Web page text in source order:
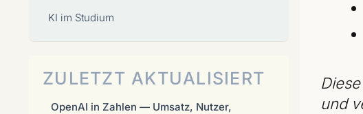
und
KI im Studium
ZULETZT AKTUALISIERT
OpenAI in Zahlen — Umsatz, Nutzer,